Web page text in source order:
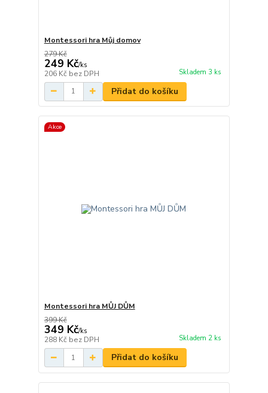
Montessori hra Můj domov
279 Kč
249 Kč/ks
206 Kč bez DPH Skladem 3 ks
Přidat do košíku
Akce
Montessori hra MŮJ DŮM
399 Kč
349 Kč/ks
288 Kč bez DPH Skladem 2 ks
Přidat do košíku